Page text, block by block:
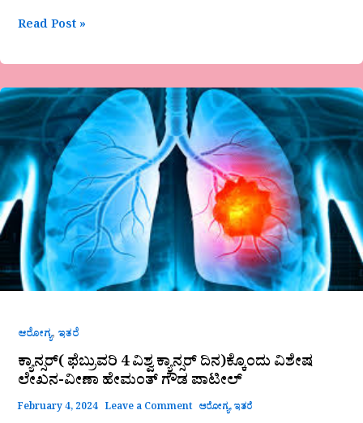
Read Post »
ಆರೋಗ್ಯ, ಇತರೆ
ಕ್ಯಾನ್ಸರ್( ಫೆಬ್ರುವರಿ 4 ವಿಶ್ವ ಕ್ಯಾನ್ಸರ್ ದಿನ)ಕ್ಕೊಂದು ವಿಶೇಷ
ಲೇಖನ-ವೀಣಾ ಹೇಮಂತ್ ಗೌಡ ಪಾಟೀಲ್
February 4, 2024 Leave a Comment ಆರೋಗ್ಯ,ಇತರೆ
ಕ್ಯಾನ್ಸರ್(
ಫೆಬ್ರುವರಿ
4
ವಿಶ್ವ
ಕ್ಯಾನ್ಸರ್
ದಿನ)ಕ್ಕೊಂದು
ವಿಶೇಷ
ಲೇಖನ-
ವೀಣಾ
ಹೇಮಂತ್
ಗೌಡ